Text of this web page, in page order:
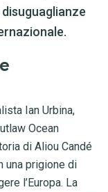
Ian Urbina,
Ocean
di Aliou Candé
una prigione di
l’Europa. La